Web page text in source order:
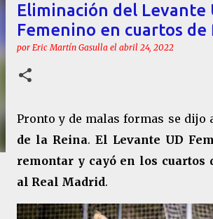
Eliminación del Levante
Femenino en cuartos
por Eric Martín Gasulla el abril 24, 2022
Pronto y de malas formas se dijo
de la Reina. El Levante UD
remontar y cayó en los cuartos
al Real Madrid.